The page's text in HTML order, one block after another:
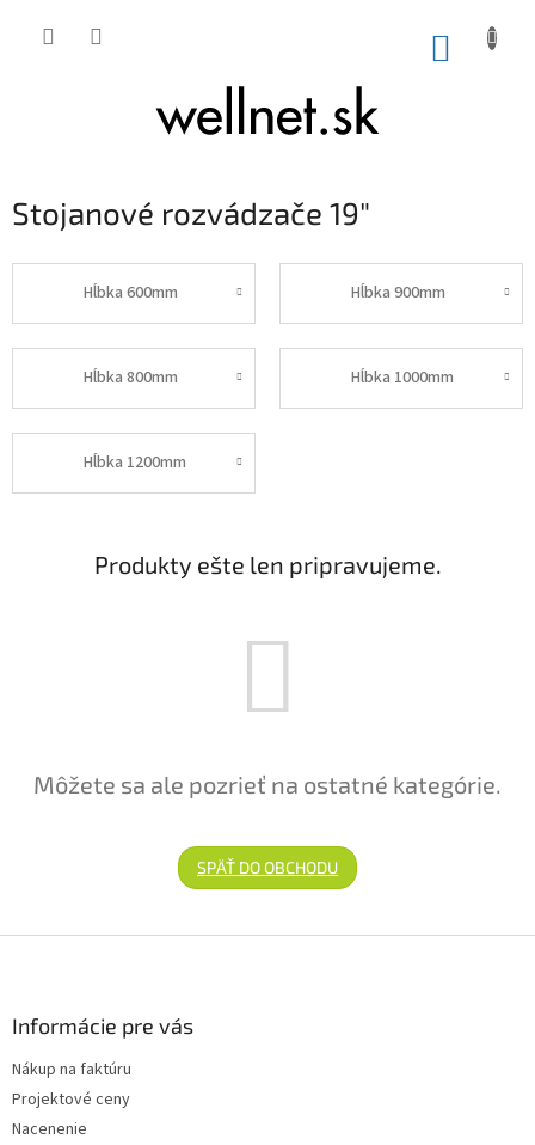
Stojanové rozvádzače 19"
Hĺbka 600mm Hĺbka 900mm
Hĺbka 800mm Hĺbka 1000mm
Hĺbka 1200mm
Produkty ešte len pripravujeme.
Môžete sa ale pozrieť na ostatné kategórie.
SPÄŤ DO OBCHODU
Informácie pre vás
Nákup na faktúru
Projektové ceny
Nacenenie